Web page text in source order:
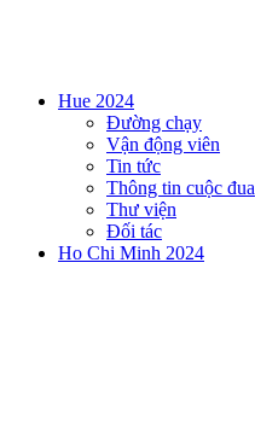
Hue 2024
Đường chạy
Vận động viên
Tin tức
Thông tin cuộc đua
Thư viện
Đối tác
Ho Chi Minh 2024